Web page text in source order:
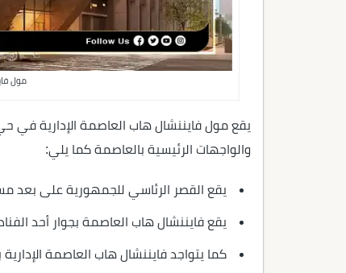
مول
يقع مول فايننشال هاب العاصمة الإدارية في
والواجهات الرئيسية بالعاصمة كما يلي:
يقع القصر الرئاسي للجمهورية على بعد
يقع فايننشال هاب العاصمة بجوار أحد
كما يتواجد فايننشال هاب العاصمة